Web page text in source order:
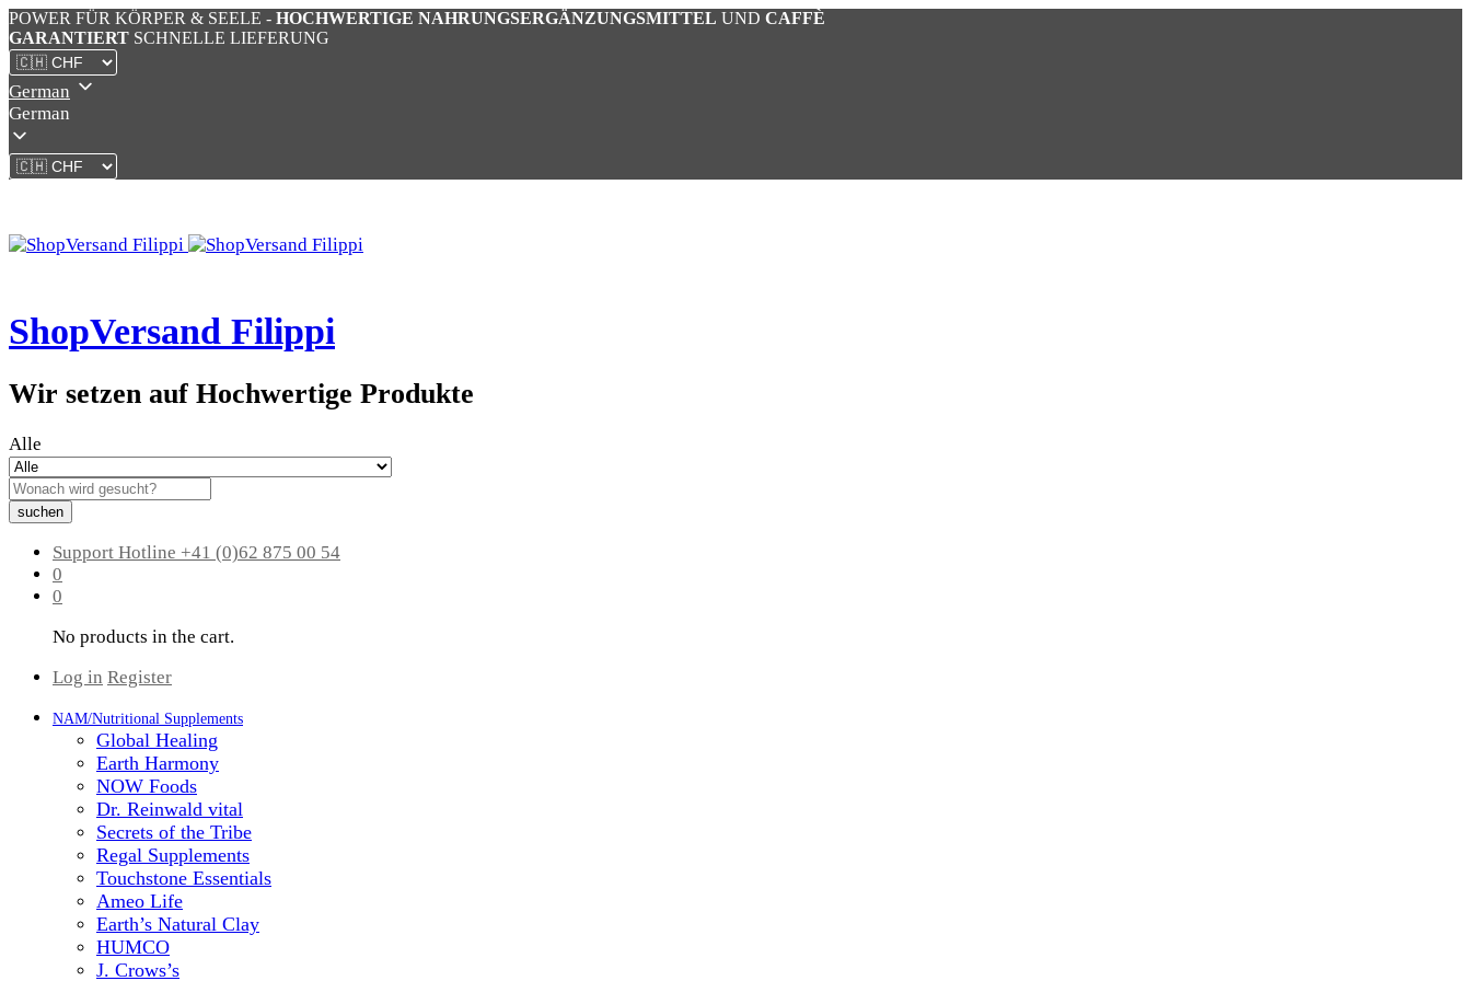
POWER FÜR KÖRPER & SEELE - HOCHWERTIGE NAHRUNGSERGÄNZUNGSMITTEL UND CAFFÈ
GARANTIERT SCHNELLE LIEFERUNG
German
German
ShopVersand Filippi
Wir setzen auf Hochwertige Produkte
Alle
suchen
Support Hotline +41 (0)62 875 00 54
0
0
No products in the cart.
Log in Register
NAM/Nutritional Supplements
Global Healing
Earth Harmony
NOW Foods
Dr. Reinwald vital
Secrets of the Tribe
Regal Supplements
Touchstone Essentials
Ameo Life
Earth’s Natural Clay
HUMCO
J. Crows’s